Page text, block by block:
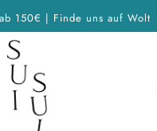
150€ | Finde uns auf Wolt